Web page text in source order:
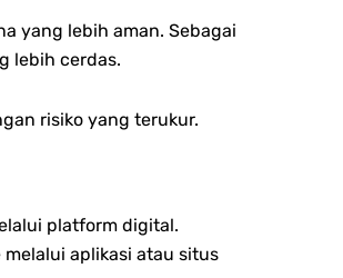
yang lebih aman. Sebagai
lebih cerdas.
risiko yang terukur.
platform digital.
aplikasi atau situs